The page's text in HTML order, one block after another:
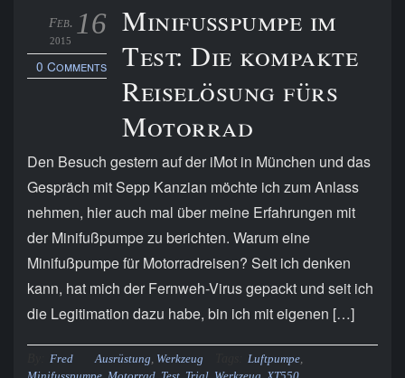
16
Feb.
2015
0 Comments
Minifußpumpe im
Test: Die kompakte
Reiselösung fürs
Motorrad
Den Besuch gestern auf der iMot in München und das
Gespräch mit Sepp Kanzian möchte ich zum Anlass
nehmen, hier auch mal über meine Erfahrungen mit
der Minifußpumpe zu berichten. Warum eine
Minifußpumpe für Motorradreisen? Seit ich denken
kann, hat mich der Fernweh-Virus gepackt und seit ich
die Legitimation dazu habe, bin ich mit eigenen […]
Fred Ausrüstung Werkzeug Luftpumpe,